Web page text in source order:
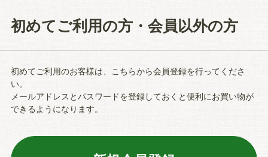
初めてご利用の方・会員以外の方
初めてご利用のお客様は、こちらから会員登録を行ってくださ
い。
メールアドレスとパスワードを登録しておくと便利にお買い物が
できるようになります。